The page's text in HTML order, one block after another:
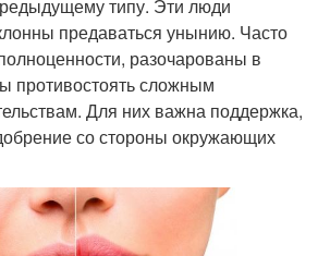
типу. Эти люди
предаваться унынию. Часто
разочарованы в
противостоять сложным
Для них важна поддержка,
со стороны окружающих